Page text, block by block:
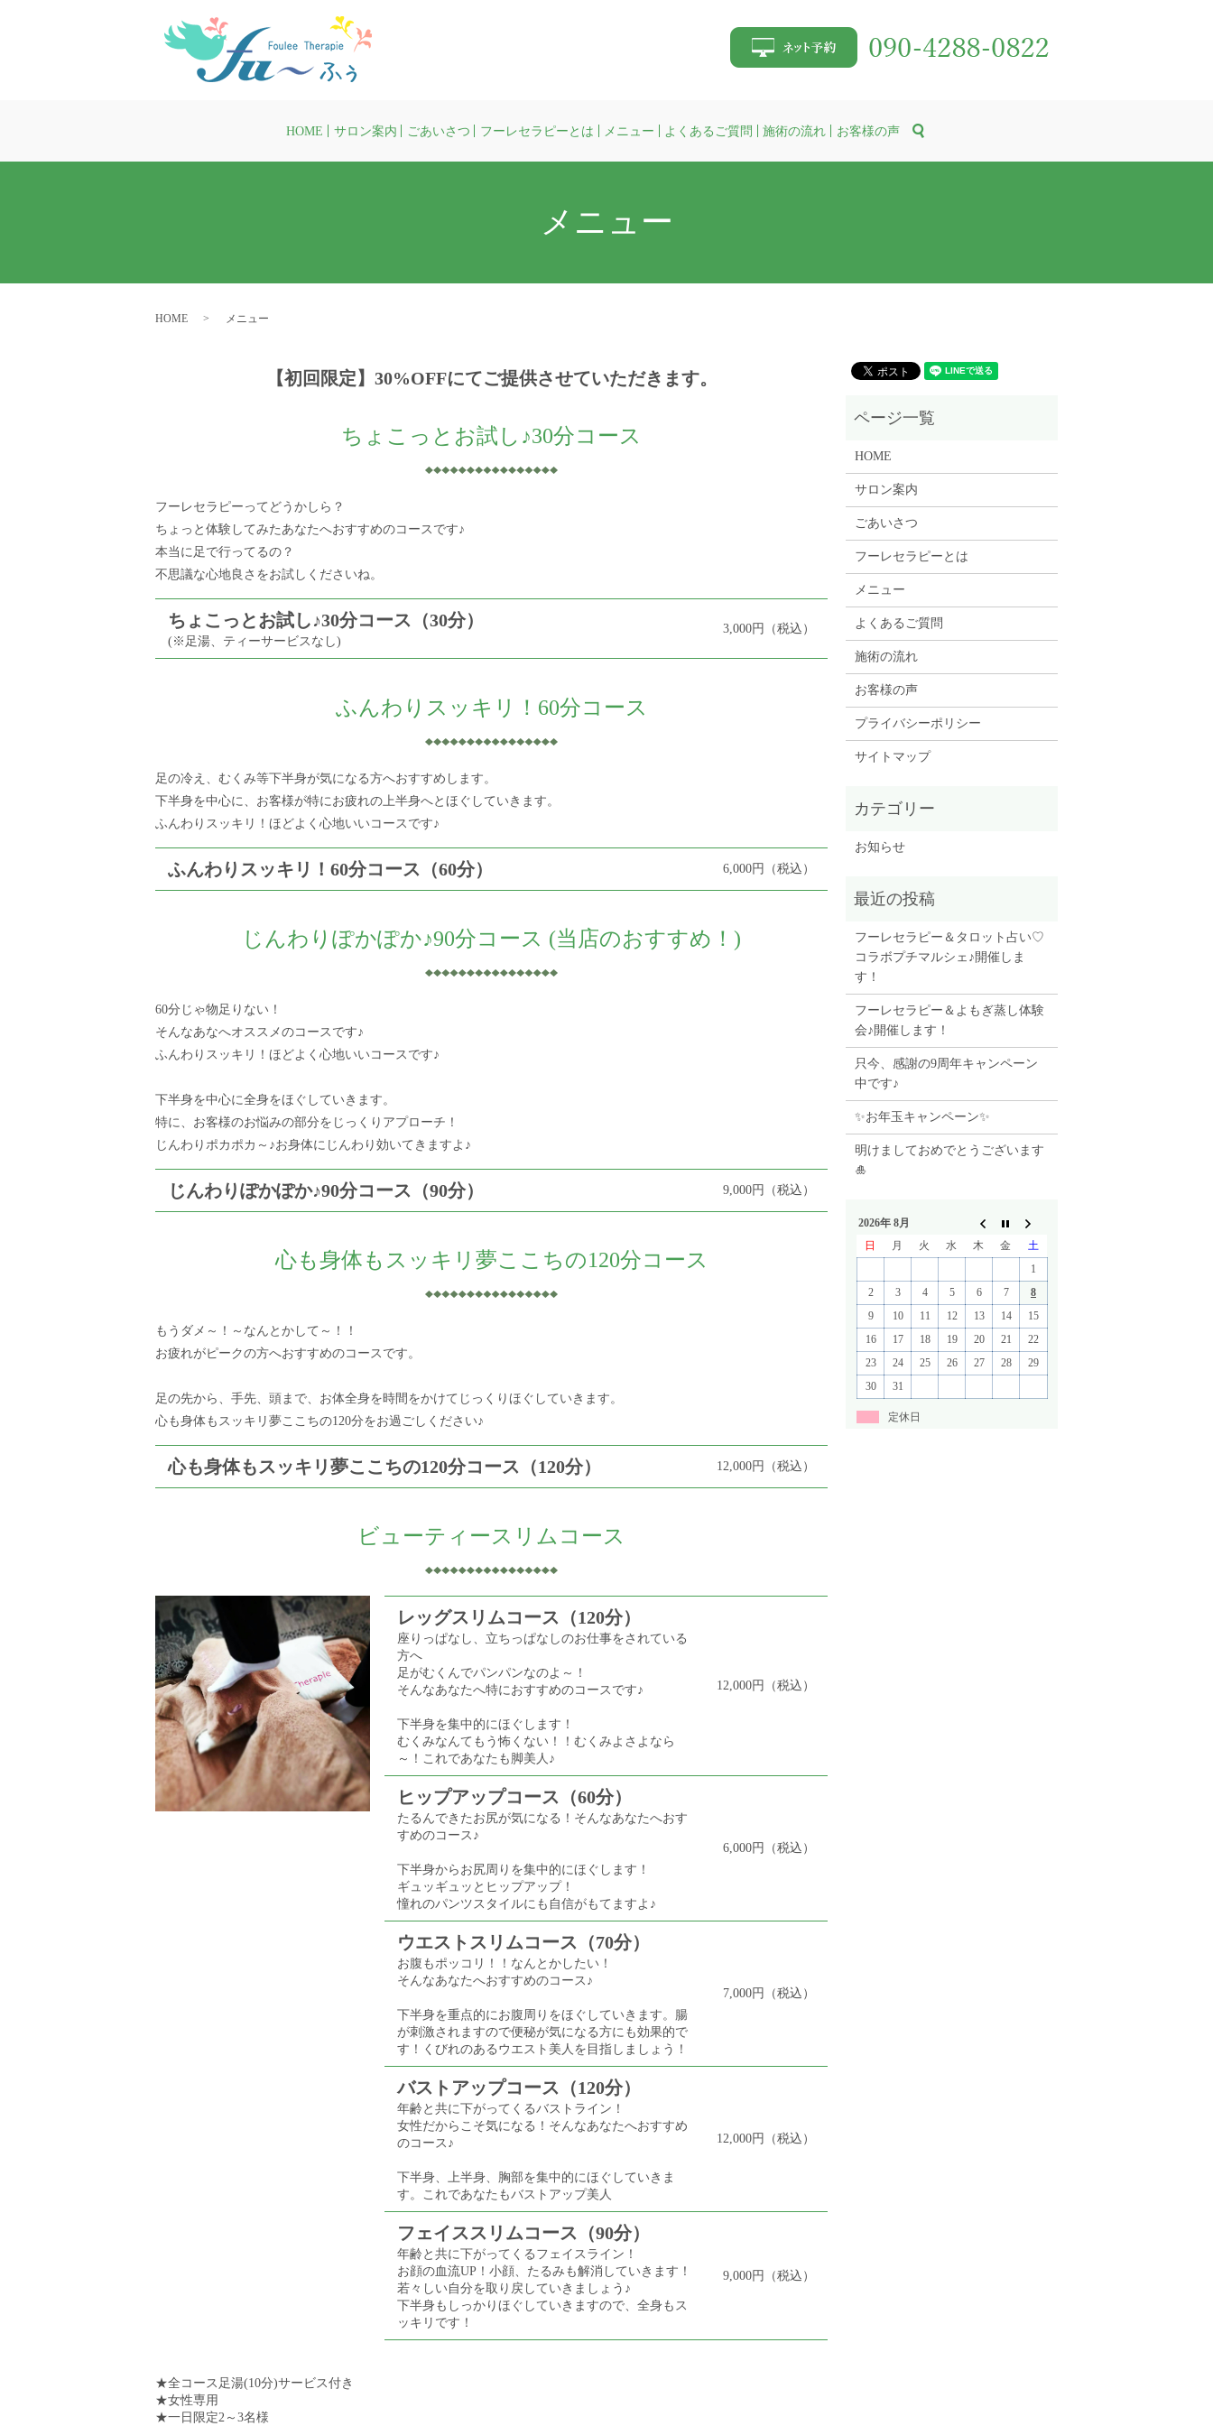
HOME サロン案内 ごあいさつ フーレセラピーとは メニュー よくあるご質問 施術の流れ お客様の声
メニュー
HOME メニュー
【初回限定】 30%OFFにてご提供させていただきます。
ちょこっとお試し♪30分コース
フーレセラピーってどうかしら？
ちょっと体験してみたあなたへおすすめのコースです♪
本当に足で行ってるの？
不思議な心地良さをお試しくださいね。
ちょこっとお試し♪30分コース（30分）
(※足湯、ティーサービスなし)
3,000円（税込）
ふんわりスッキリ！60分コース
足の冷え、むくみ等下半身が気になる方へおすすめします。
下半身を中心に、お客様が特にお疲れの上半身へとほぐしていきます。
ふんわりスッキリ！ほどよく心地いいコースです♪
ふんわりスッキリ！60分コース（60分） 6,000円（税込）
じんわりぽかぽか♪90分コース (当店のおすすめ！)
60分じゃ物足りない！
そんなあなへオススメのコースです♪
ふんわりスッキリ！ほどよく心地いいコースです♪
下半身を中心に全身をほぐしていきます。
特に、お客様のお悩みの部分をじっくりアプローチ！
じんわりポカポカ～♪お身体にじんわり効いてきますよ♪
じんわりぽかぽか♪90分コース（90分） 9,000円（税込）
心も身体もスッキリ夢ここちの120分コース
もうダメ～！～なんとかして～！！
お疲れがピークの方へおすすめのコースです。
足の先から、手先、頭まで、お体全身を時間をかけてじっくりほぐしていきます。
心も身体もスッキリ夢ここちの120分をお過ごしください♪
心も身体もスッキリ夢ここちの120分コース（120分） 12,000円（税込）
ビューティースリムコース
レッグスリムコース（120分）
座りっぱなし、立ちっぱなしのお仕事をされている
方へ
足がむくんでパンパンなのよ～！
そんなあなたへ特におすすめのコースです♪
下半身を集中的にほぐします！
むくみなんてもう怖くない！！むくみよさよなら
～！これであなたも脚美人♪
12,000円（税込）
ヒップアップコース（60分）
たるんできたお尻が気になる！そんなあなたへおす
すめのコース♪
下半身からお尻周りを集中的にほぐします！
ギュッギュッとヒップアップ！
憧れのパンツスタイルにも自信がもてますよ♪
6,000円（税込）
ウエストスリムコース（70分）
お腹もポッコリ！！なんとかしたい！
そんなあなたへおすすめのコース♪
下半身を重点的にお腹周りをほぐしていきます。腸
が刺激されますので便秘が気になる方にも効果的で
す！くびれのあるウエスト美人を目指しましょう！
7,000円（税込）
バストアップコース（120分）
年齢と共に下がってくるバストライン！
女性だからこそ気になる！そんなあなたへおすすめ
のコース♪
下半身、上半身、胸部を集中的にほぐしていきま
す。これであなたもバストアップ美人
12,000円（税込）
フェイススリムコース（90分）
年齢と共に下がってくるフェイスライン！
お顔の血流UP！小顔、たるみも解消していきます！
若々しい自分を取り戻していきましょう♪
下半身もしっかりほぐしていきますので、全身もス
ッキリです！
9,000円（税込）
★全コース足湯(10分)サービス付き
★女性専用
★一日限定2～3名様
HOME
サロン案内
ごあいさつ
フーレセラピーとは
メニュー
よくあるご質問
施術の流れ
お客様の声
プライバシーポリシー
サイトマップ
お知らせ
フーレセラピー＆タロット占い♡
コラボプチマルシェ♪開催しま
す！
フーレセラピー＆よもぎ蒸し体験
会♪開催します！
只今、感謝の9周年キャンペーン
中です♪
✨お年玉キャンペーン✨
明けましておめでとうございます
🎍
2026年 8月
日
月 火 水 木 金
土
1
2
3 4 5 6 7
8
9
10 11 12 13 14
15
16
17 18 19 20 21
22
23
24 25 26 27 28
29
30
31
定休日